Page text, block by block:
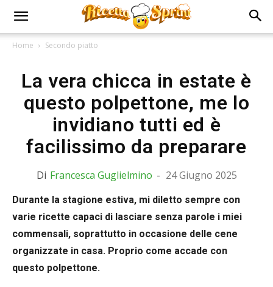
Home Secondo piatto
La vera chicca in estate è
questo polpettone, me lo
invidiano tutti ed è
facilissimo da preparare
Di Francesca Guglielmino - 24 Giugno 2025
Durante la stagione estiva, mi diletto sempre con
varie ricette capaci di lasciare senza parole i miei
commensali, soprattutto in occasione delle cene
organizzate in casa. Proprio come accade con
questo polpettone.